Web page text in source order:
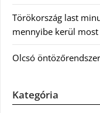
Törökország last
mennyibe kerül
Olcsó
Kategória